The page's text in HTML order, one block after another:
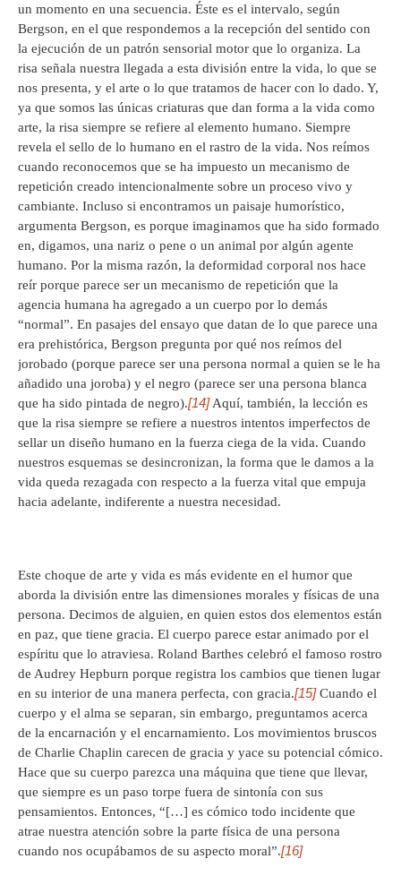
un momento en una secuencia. Éste es el intervalo, según
Bergson, en el que respondemos a la recepción del sentido con
la ejecución de un patrón sensorial motor que lo organiza. La
risa señala nuestra llegada a esta división entre la vida, lo que se
nos presenta, y el arte o lo que tratamos de hacer con lo dado. Y,
ya que somos las únicas criaturas que dan forma a la vida como
arte, la risa siempre se refiere al elemento humano. Siempre
revela el sello de lo humano en el rastro de la vida. Nos reímos
cuando reconocemos que se ha impuesto un mecanismo de
repetición creado intencionalmente sobre un proceso vivo y
cambiante. Incluso si encontramos un paisaje humorístico,
argumenta Bergson, es porque imaginamos que ha sido formado
en, digamos, una nariz o pene o un animal por algún agente
humano. Por la misma razón, la deformidad corporal nos hace
reír porque parece ser un mecanismo de repetición que la
agencia humana ha agregado a un cuerpo por lo demás
“normal”. En pasajes del ensayo que datan de lo que parece una
era prehistórica, Bergson pregunta por qué nos reímos del
jorobado (porque parece ser una persona normal a quien se le ha
añadido una joroba) y el negro (parece ser una persona blanca
que ha sido pintada de negro).[14]Aquí, también, la lección es
que la risa siempre se refiere a nuestros intentos imperfectos de
sellar un diseño humano en la fuerza ciega de la vida. Cuando
nuestros esquemas se desincronizan, la forma que le damos a la
vida queda rezagada con respecto a la fuerza vital que empuja
hacia adelante, indiferente a nuestra necesidad.
Este choque de arte y vida es más evidente en el humor que
aborda la división entre las dimensiones morales y físicas de una
persona. Decimos de alguien, en quien estos dos elementos están
en paz, que tiene gracia. El cuerpo parece estar animado por el
espíritu que lo atraviesa. Roland Barthes celebró el famoso rostro
de Audrey Hepburn porque registra los cambios que tienen lugar
en su interior de una manera perfecta, con gracia.[15]Cuando el
cuerpo y el alma se separan, sin embargo, preguntamos acerca
de la encarnación y el encarnamiento. Los movimientos bruscos
de Charlie Chaplin carecen de gracia y yace su potencial cómico.
Hace que su cuerpo parezca una máquina que tiene que llevar,
que siempre es un paso torpe fuera de sintonía con sus
pensamientos. Entonces, “[…] es cómico todo incidente que
atrae nuestra atención sobre la parte física de una persona
cuando nos ocupábamos de su aspecto moral”.[16]